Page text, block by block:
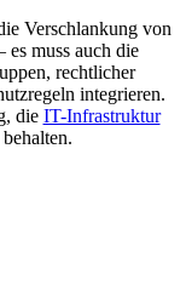
Verschlankung von
es muss auch die
rechtlicher
integrieren.
die IT-Infrastruktur